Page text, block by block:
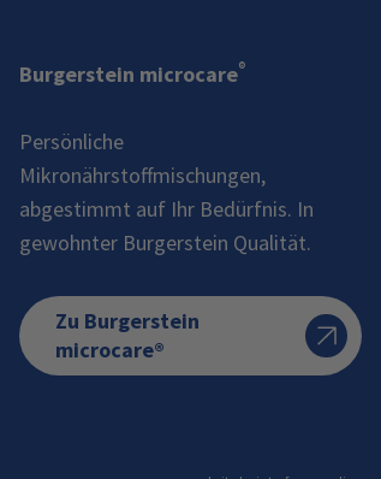
Burgerstein microcare®
Persönliche
Mikronährstoffmischungen,
abgestimmt auf Ihr Bedürfnis. In
gewohnter Burgerstein Qualität.
Zu Burgerstein
microcare®